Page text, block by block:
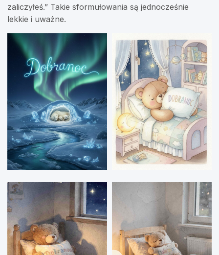
zaliczyłeś.” Takie sformułowania są jednocześnie
lekkie i uważne.